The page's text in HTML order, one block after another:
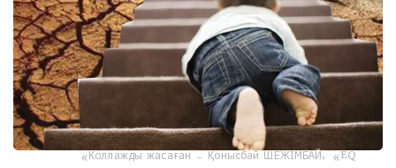
Коллажды жасаған – Қонысбай ШЕЖІМБАЙ, «EQ»